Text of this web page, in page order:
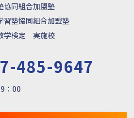
協同組合加盟塾
塾協同組合加盟塾
学検定 実施校
485-9647
：00